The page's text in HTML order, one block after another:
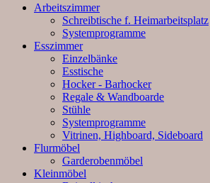
Arbeitszimmer
Schreibtische f. Heimarbeitsplatz
Systemprogramme
Esszimmer
Einzelbänke
Esstische
Hocker - Barhocker
Regale & Wandboarde
Stühle
Systemprogramme
Vitrinen, Highboard, Sideboard
Flurmöbel
Garderobenmöbel
Kleinmöbel